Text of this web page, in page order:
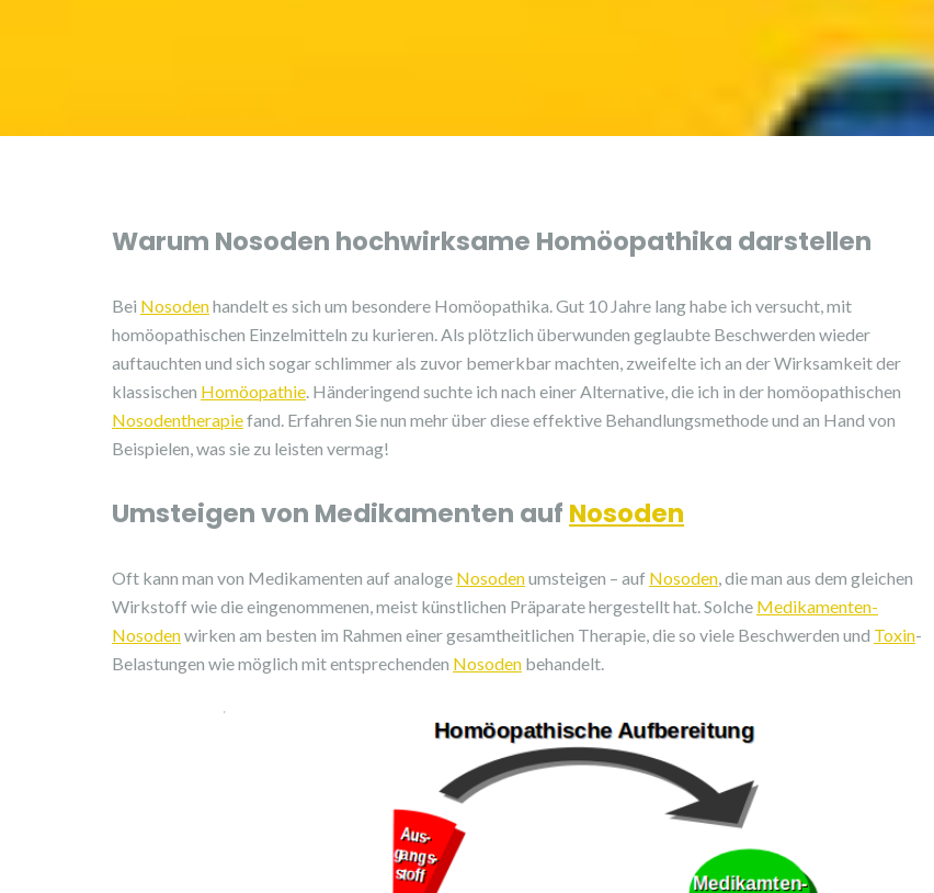
Warum Nosoden hochwirksame Homöopathika darstellen
Bei Nosodenhandelt es sich um besondere Homöopathika. Gut 10 Jahre lang habe ich versucht, mit
homöopathischen Einzelmitteln zu kurieren. Als plötzlich überwunden geglaubte Beschwerden wieder
auftauchten und sich sogar schlimmer als zuvor bemerkbar machten, zweifelte ich an der Wirksamkeit der
klassischen Homöopathie. Händeringend suchte ich nach einer Alternative, die ich in der homöopathischen
Nosodentherapiefand. Erfahren Sie nun mehr über diese effektive Behandlungsmethode und an Hand von
Beispielen, was sie zu leisten vermag!
Umsteigen von Medikamenten auf Nosoden
Oft kann man von Medikamenten auf analoge Nosodenumsteigen – auf Nosoden, die man aus dem gleichen
Wirkstoff wie die eingenommenen, meist künstlichen Präparate hergestellt hat. Solche Medikamenten-
Nosodenwirken am besten im Rahmen einer gesamtheitlichen Therapie, die so viele Beschwerden und Toxin-
Belastungen wie möglich mit entsprechenden Nosoden behandelt.